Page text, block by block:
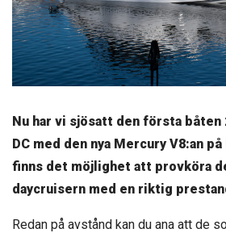
Nu har vi sjösatt den första båten
DC med den nya Mercury V8:an
finns det möjlighet att provköra
daycruisern med en riktig
Redan på avstånd kan du ana att de